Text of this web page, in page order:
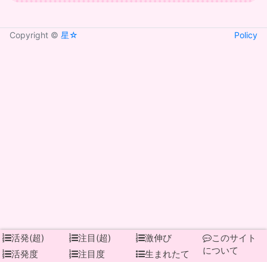
Copyright © 星☆ Policy
活発(超)
活発度
注目(超)
注目度
激伸び
生まれたて
このサイト
について